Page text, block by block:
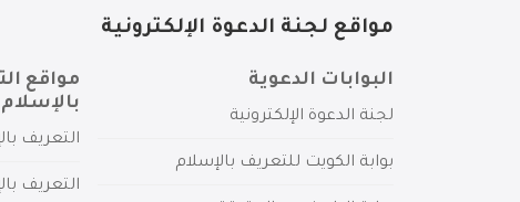
مواقع لجنة الدعوة الإلكترونية
البوابات الدعوية
لجنة الدعوة الإلكترونية
بوابة الكويت للتعريف بالإسلام
مواقع
بالإسلام
التعريف
التعريف